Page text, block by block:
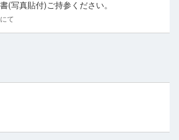
(写真貼付)ご持参ください。
て